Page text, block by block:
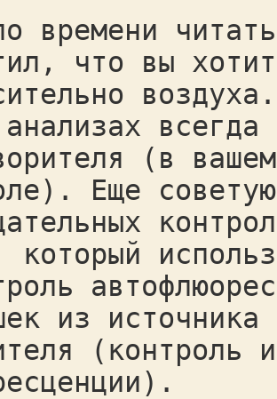
времени
что вы
всегда
(в
Еще
который
из
(контроль